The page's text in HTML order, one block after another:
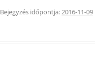
Bejegyzés időpontja:2016-11-09